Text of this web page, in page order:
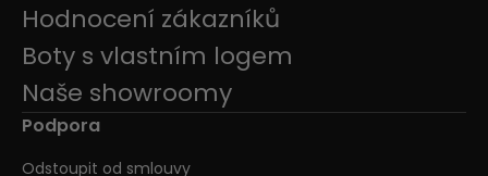
Hodnocení zákazníků
Boty s vlastním logem
Naše showroomy
Podpora
Odstoupit od smlouvy